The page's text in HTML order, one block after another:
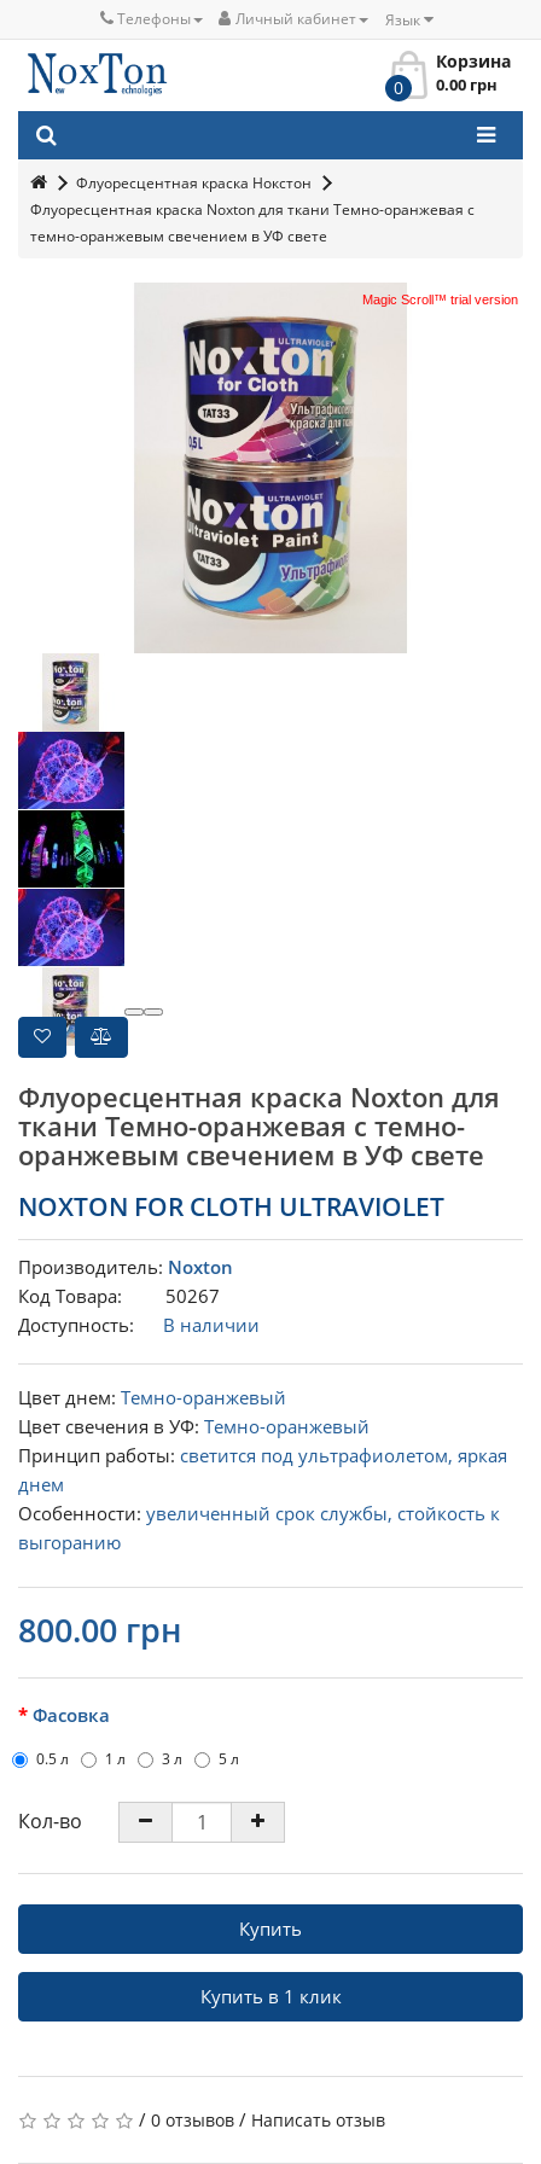
Телефоны Личный кабинет Язык
Корзина
0
0.00 грн
Флуоресцентная краска Нокстон
Флуоресцентная краска Noxton для ткани Темно-оранжевая с
темно-оранжевым свечением в УФ свете
Magic Scroll™ trial version
Флуоресцентная краска Noxton для
ткани Темно-оранжевая с темно-
оранжевым свечением в УФ свете
NOXTON FOR CLOTH ULTRAVIOLET
Производитель: Noxton
Код Товара: 50267
Доступность: В наличии
Цвет днем: Темно-оранжевый
Цвет свечения в УФ: Темно-оранжевый
Принцип работы: светится под ультрафиолетом, яркая
днем
Особенности: увеличенный срок службы, стойкость к
выгоранию
800.00 грн
Фасовка
0.5 л 1 л 3 л 5 л
Кол-во
Купить
Купить в 1 клик
/ 0 отзывов / Написать отзыв